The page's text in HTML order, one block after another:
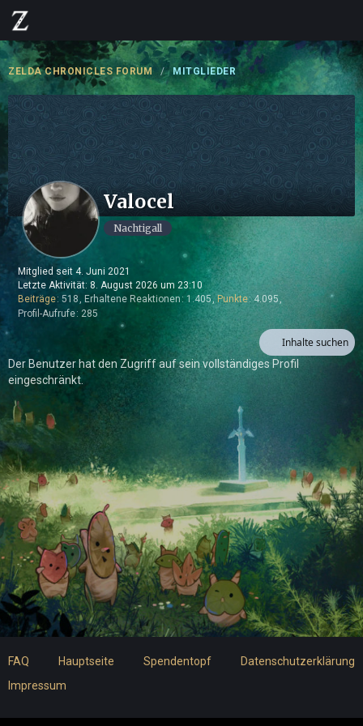
ZELDA CHRONICLES FORUM MITGLIEDER
Valocel
Nachtigall
Mitglied seit 4. Juni 2021
Letzte Aktivität: 8. August 2026 um 23:10
Beiträge 518 Erhaltene Reaktionen 1.405 Punkte 4.095
Profil-Aufrufe 285
Inhalte suchen
Der Benutzer hat den Zugriff auf sein vollständiges Profil
eingeschränkt.
FAQ Hauptseite Spendentopf
Datenschutzerklärung
Impressum